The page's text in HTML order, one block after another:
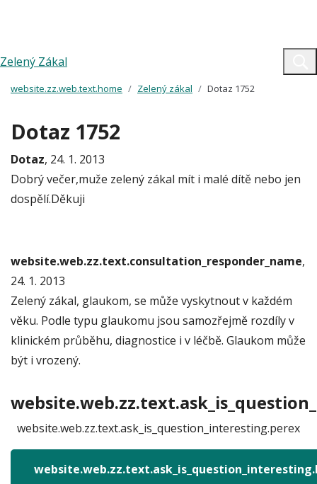
Zelený Zákal
website.zz.web.text.home Zelený zákal Dotaz 1752
Dotaz 1752
Dotaz, 24. 1. 2013
Dobrý večer,muže zelený zákal mít i malé dítě nebo jen
dospělí.Děkuji
website.web.zz.text.consultation_responder_name,
24. 1. 2013
Zelený zákal, glaukom, se může vyskytnout v každém
věku. Podle typu glaukomu jsou samozřejmě rozdíly v
klinickém průběhu, diagnostice i v léčbě. Glaukom může
být i vrozený.
website.web.zz.text.ask_is_question_interesting.perex